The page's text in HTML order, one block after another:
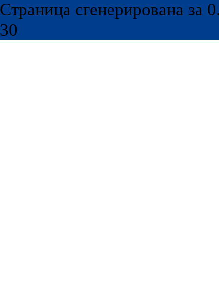
Страница сгенерирована за
30